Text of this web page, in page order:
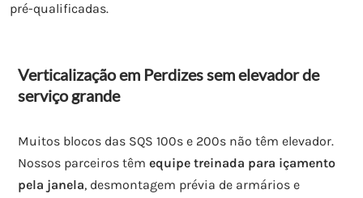
pré-qualificadas.
Verticalização em Perdizes sem elevador de
serviço grande
Muitos blocos das SQS 100s e 200s não têm elevador.
Nossos parceiros têmequipe treinada para içamento
pela janela, desmontagem prévia de armários e